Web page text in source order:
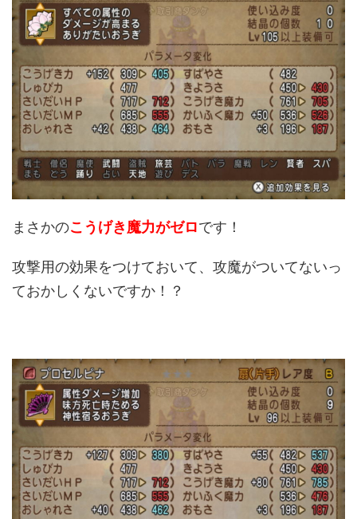
まさかのこうげき魔力がゼロです！
攻撃用の効果をつけておいて、攻魔がついてないっ
ておかしくないですか！？